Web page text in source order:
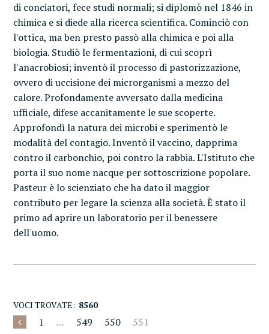
di conciatori, fece studi normali; si diplomò nel 1846 in
chimica e si diede alla ricerca scientifica. Cominciò con
l'ottica, ma ben presto passò alla chimica e poi alla
biologia. Studiò le fermentazioni, di cui scoprì
l'anacrobiosi; inventò il processo di pastorizzazione,
ovvero di uccisione dei microrganismi a mezzo del
calore. Profondamente avversato dalla medicina
ufficiale, difese accanitamente le sue scoperte.
Approfondì la natura dei microbi e sperimentò le
modalità del contagio. Inventò il vaccino, dapprima
contro il carbonchio, poi contro la rabbia. L'Istituto che
porta il suo nome nacque per sottoscrizione popolare.
Pasteur è lo scienziato che ha dato il maggior
contributo per legare la scienza alla società. È stato il
primo ad aprire un laboratorio per il benessere
dell'uomo.
VOCI TROVATE: 8560
1 … 549 550
551